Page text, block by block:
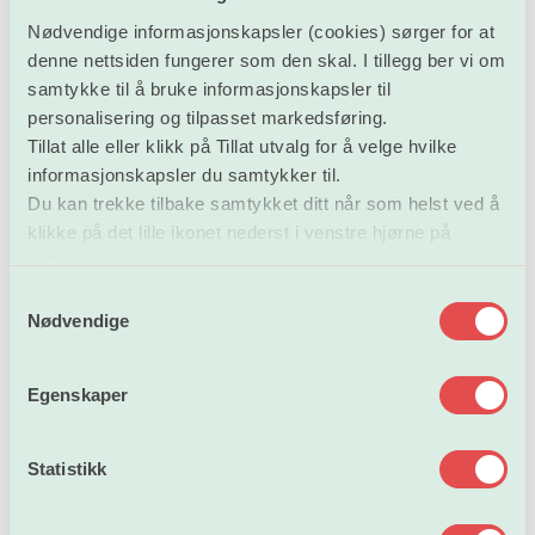
Nødvendige informasjonskapsler (cookies) sørger for at
denne nettsiden fungerer som den skal. I tillegg ber vi om
samtykke til å bruke informasjonskapsler til
personalisering og tilpasset markedsføring.
Tillat alle eller klikk på Tillat utvalg for å velge hvilke
informasjonskapsler du samtykker til.
Du kan trekke tilbake samtykket ditt når som helst ved å
klikke på det lille ikonet nederst i venstre hjørne på
nettsiden.
Nødvendige
Egenskaper
Statistikk
Bli medlem i
Forskerforbundet
Meld deg inn i dag